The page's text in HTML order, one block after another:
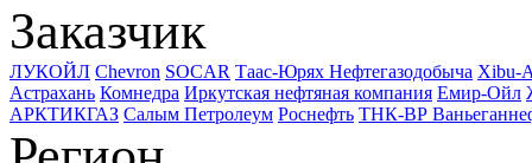
Заказчик
ЛУКОЙЛ Chevron SOCAR Таас-Юрях Нефтегазодобыча Xibu-
Астрахань Комнедра Иркутская нефтяная компания Емир-Ойл
АРКТИКГАЗ Салым Петролеум Роснефть ТНК-ВР